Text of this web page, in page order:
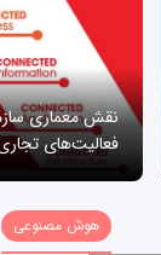
نقش معماری
فعالیت‌های
هوش مصنوعی